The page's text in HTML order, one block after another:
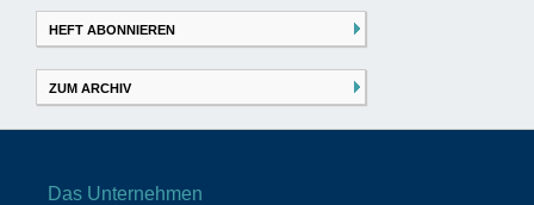
HEFT ABONNIEREN
ZUM ARCHIV
Das Unternehmen